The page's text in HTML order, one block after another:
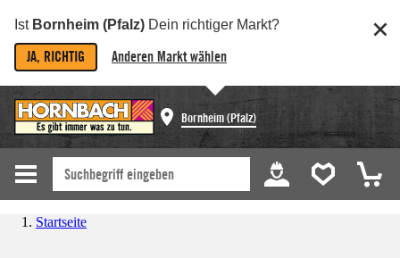
Ist Bornheim (Pfalz) Dein richtiger Markt?
JA, RICHTIG Anderen Markt wählen
Bornheim (Pfalz)
Startseite